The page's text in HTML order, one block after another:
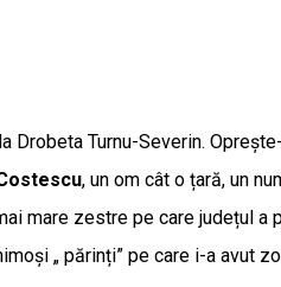
Turnu-Severin.
, un om cât o țară, un
mare zestre pe care județul a
„ părinți” pe care i-a avut